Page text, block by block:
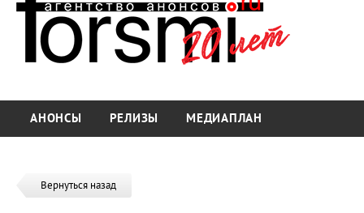
АНОНСЫ РЕЛИЗЫ МЕДИАПЛАН
Вернуться назад